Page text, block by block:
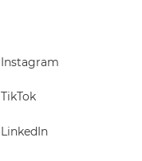
Instagram
TikTok
LinkedIn